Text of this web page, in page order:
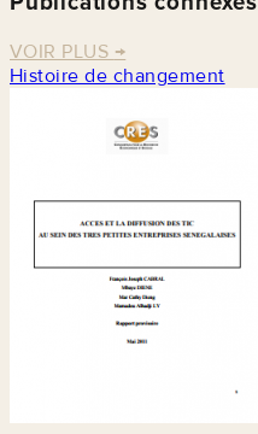
VOIR PLUS →
Histoire de changement